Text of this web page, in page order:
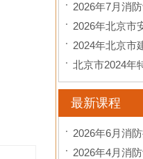
2026年7月消
2026年北京市
2024年北京市
北京市2024年
最新课程
2026年6月消
2026年4月消